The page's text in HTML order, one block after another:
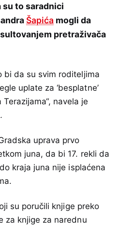
su to saradnici
Šapića mogli da
pretraživača
bi da su svim roditeljima
uplate za ‘besplatne’
navela je
uprava prvo
juna, da bi 17. rekli da
kraja juna nije isplaćena
su poručili knjige preko
za knjige za narednu